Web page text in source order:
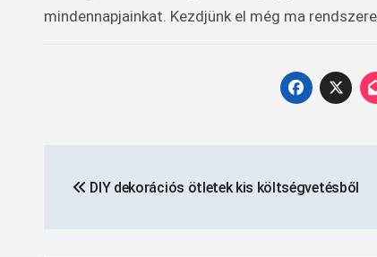
mindennapjainkat. Kezdjünk el még ma
navigáció
DIY dekorációs ötletek kis költségvetésből